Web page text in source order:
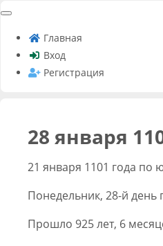
Главная
Вход
Регистрация
28 января
21 января 1101 года по
Понедельник, 28-й день
Прошло 925 лет, 6